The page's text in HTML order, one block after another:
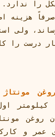
را ندارد.
هزینه
ولی
درست را
در ۱۰۰۰
روغن
عمر و